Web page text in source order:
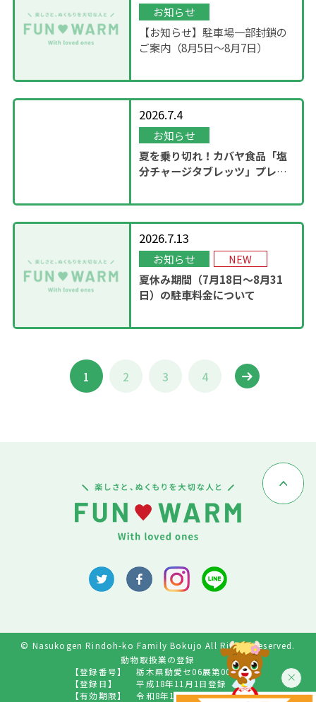
お知らせ
【お知らせ】駐車場一部封鎖の
ご案内（8月5日〜8月7日）
2026.7.4
お知らせ
夏を乗り切れ！カバヤ食品「塩
分チャージタブレッツ」プレゼ
2026.7.13
お知らせ NEW
夏休み期間（7月18日～8月31
日）の駐車料金について
1 2 3 4
© Nasukogen Rindoh-ko Family Bokujo All Rights Reserved.
動物取扱業の登録
【登録番号】
栃木県動愛セ06展第009号
【登録日】
平成18年11月1日登録
【有効期限】
令和8年10月31日